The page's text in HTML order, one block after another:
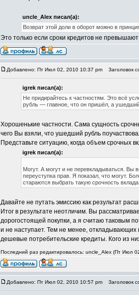
uncle_Alex писал(а):
Возврат этой доли в оборот можно в
Это только если сроки кредитов не
Добавлено: Пт Июл 02, 2010 10:37 pm Заголовок
igrek писал(а):
Не придирайтесь к частностям. Это всё
рубль — главное, что он пришёл, а
Хорошенькие частности. Сама сущность
чего Вы взяли, что ушедший рубль
Представьте ситуацию, когда объем срочных
igrek писал(а):
Могут. А могут и не перевкладываться. Вы
переуступка прав. Я показал, что могут.
стараются выбрать такую срочность
Давайте не путать эмиссию как результат
Итог в результате неотличим. Вы
дорогостоящей покупки, а я считаю таковым
и не наступает. Тем не менее,
дешевые потребительские кредиты. Кого из
Последний раз редактировалось: uncle_Alex (Пт Июл
Добавлено: Пт Июл 02, 2010 10:57 pm Заголовок